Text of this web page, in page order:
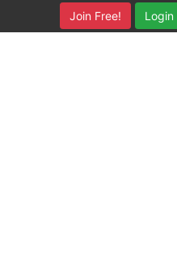
Login
Join Free!